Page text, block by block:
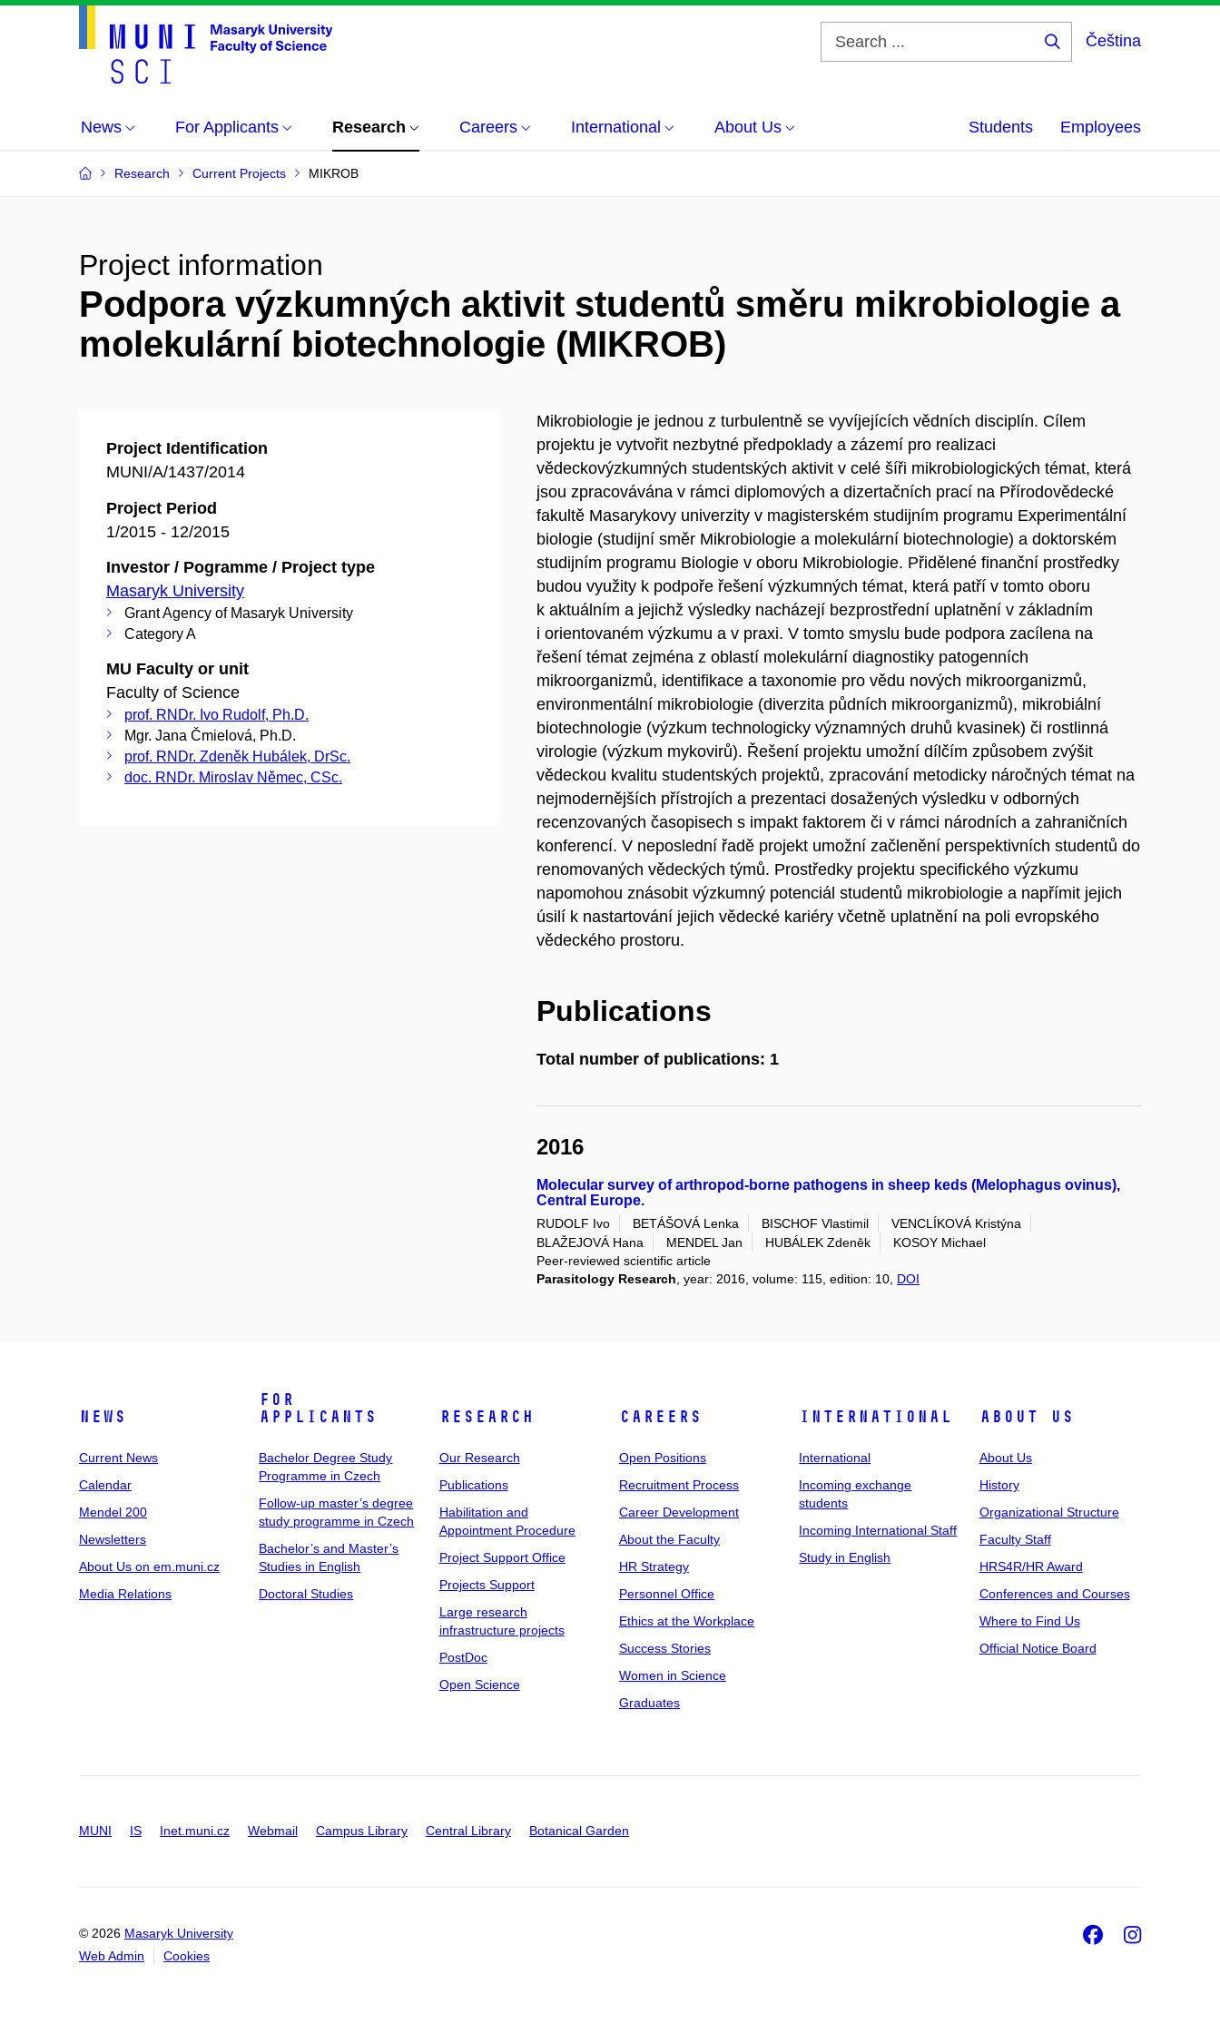
Čeština
News For Applicants Research Careers International About Us Students Employees
Research Current Projects MIKROB
Project information
Podpora výzkumných aktivit studentů směru mikrobiologie a
molekulární biotechnologie (MIKROB)
Project Identification
MUNI/A/1437/2014
Project Period
1/2015 - 12/2015
Investor / Pogramme / Project type
Masaryk University
Grant Agency of Masaryk University
Category A
MU Faculty or unit
Faculty of Science
prof. RNDr. Ivo Rudolf, Ph.D.
Mgr. Jana Čmielová, Ph.D.
prof. RNDr. Zdeněk Hubálek, DrSc.
doc. RNDr. Miroslav Němec, CSc.
Mikrobiologie je jednou z turbulentně se vyvíjejících vědních disciplín. Cílem
projektu je vytvořit nezbytné předpoklady a zázemí pro realizaci
vědeckovýzkumných studentských aktivit v celé šíři mikrobiologických témat, která
jsou zpracovávána v rámci diplomových a dizertačních prací na Přírodovědecké
fakultě Masarykovy univerzity v magisterském studijním programu Experimentální
biologie (studijní směr Mikrobiologie a molekulární biotechnologie) a doktorském
studijním programu Biologie v oboru Mikrobiologie. Přidělené finanční prostředky
budou využity k podpoře řešení výzkumných témat, která patří v tomto oboru
k aktuálním a jejichž výsledky nacházejí bezprostřední uplatnění v základním
i orientovaném výzkumu a v praxi. V tomto smyslu bude podpora zacílena na
řešení témat zejména z oblastí molekulární diagnostiky patogenních
mikroorganizmů, identifikace a taxonomie pro vědu nových mikroorganizmů,
environmentální mikrobiologie (diverzita půdních mikroorganizmů), mikrobiální
biotechnologie (výzkum technologicky významných druhů kvasinek) či rostlinná
virologie (výzkum mykovirů). Řešení projektu umožní dílčím způsobem zvýšit
vědeckou kvalitu studentských projektů, zpracování metodicky náročných témat na
nejmodernějších přístrojích a prezentaci dosažených výsledku v odborných
recenzovaných časopisech s impakt faktorem či v rámci národních a zahraničních
konferencí. V neposlední řadě projekt umožní začlenění perspektivních studentů do
renomovaných vědeckých týmů. Prostředky projektu specifického výzkumu
napomohou znásobit výzkumný potenciál studentů mikrobiologie a napřímit jejich
úsilí k nastartování jejich vědecké kariéry včetně uplatnění na poli evropského
vědeckého prostoru.
Publications
Total number of publications: 1
2016
Molecular survey of arthropod-borne pathogens in sheep keds (Melophagus ovinus),
Central Europe.
RUDOLF Ivo BETÁŠOVÁ Lenka BISCHOF Vlastimil
VENCLÍKOVÁ Kristýna
BLAŽEJOVÁ Hana
MENDEL Jan HUBÁLEK Zdeněk
KOSOY Michael
Peer-reviewed scientific article
Parasitology Research , year: 2016, volume: 115, edition: 10, DOI
News
Current News
Calendar
Mendel 200
Newsletters
About Us on em.muni.cz
Media Relations
For
Applicants
Bachelor Degree Study
Programme in Czech
Follow-up master’s degree
study programme in Czech
Bachelor’s and Master’s
Studies in English
Doctoral Studies
Research
Our Research
Publications
Habilitation and
Appointment Procedure
Project Support Office
Projects Support
Large research
infrastructure projects
PostDoc
Open Science
Careers
Open Positions
Recruitment Process
Career Development
About the Faculty
HR Strategy
Personnel Office
Ethics at the Workplace
Success Stories
Women in Science
Graduates
International
International
Incoming exchange
students
Incoming International Staff
Study in English
About Us
About Us
History
Organizational Structure
Faculty Staff
HRS4R/HR Award
Conferences and Courses
Where to Find Us
Official Notice Board
MUNI IS Inet.muni.cz Webmail Campus Library Central Library Botanical Garden
© 2026 Masaryk University
Web Admin
Cookies
Facebook